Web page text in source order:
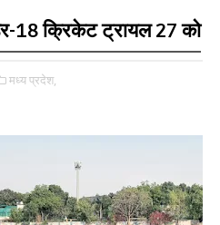
18 क्रिकेट ट्रायल 27 को
मध्य प्रदेश,